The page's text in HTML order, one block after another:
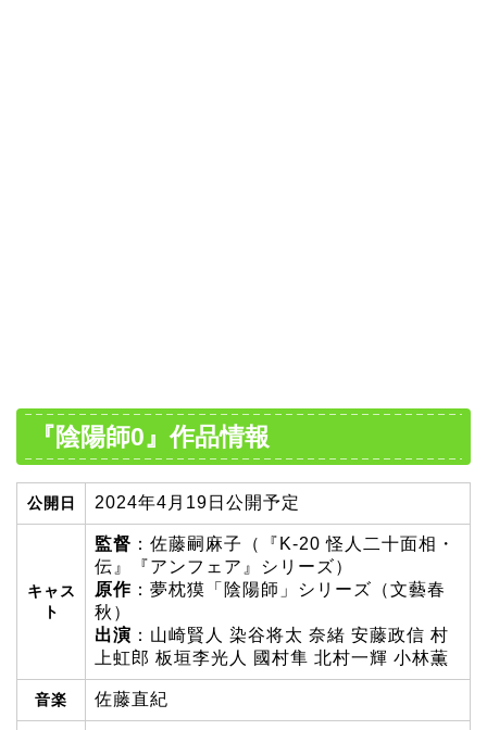
『陰陽師0』作品情報
公開日 2024年4月19日公開予定
キャス
ト
監督 ：佐藤嗣麻子（『K-20 怪人二十面相・
伝』『アンフェア』シリーズ）
原作 ：夢枕獏「陰陽師」シリーズ（文藝春
秋）
出演 ：山崎賢人 染谷将太 奈緒 安藤政信 村
上虹郎 板垣李光人 國村隼 北村一輝 小林薫
音楽 佐藤直紀